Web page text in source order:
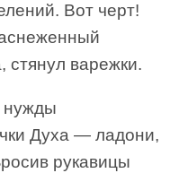
Вот черт!
стянул варежки.
нужды
Духа — ладони,
рукавицы